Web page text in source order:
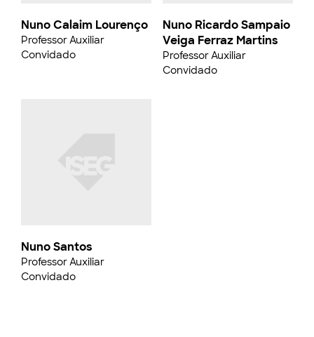
Nuno Calaim Lourenço
Professor Auxiliar
Convidado
Nuno Santos
Professor Auxiliar
Convidado
Nuno Ricardo Sampaio
Veiga Ferraz Martins
Professor Auxiliar
Convidado